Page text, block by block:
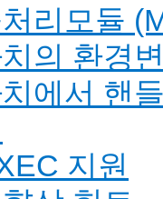
리모듈
의 환경
에서 핸
지원